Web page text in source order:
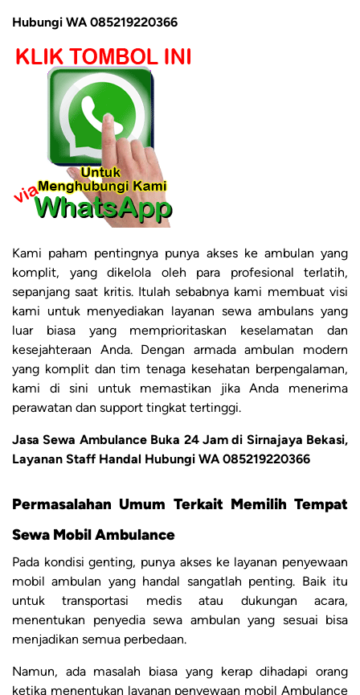
Hubungi WA 085219220366
Kami paham pentingnya punya akses ke ambulan yang
komplit, yang dikelola oleh para profesional terlatih,
sepanjang saat kritis. Itulah sebabnya kami membuat visi
kami untuk menyediakan layanan sewa ambulans yang
luar biasa yang memprioritaskan keselamatan dan
kesejahteraan Anda. Dengan armada ambulan modern
yang komplit dan tim tenaga kesehatan berpengalaman,
kami di sini untuk memastikan jika Anda menerima
perawatan dan support tingkat tertinggi.
Jasa Sewa Ambulance Buka 24 Jam di Sirnajaya Bekasi,
Layanan Staff Handal Hubungi WA 085219220366
Permasalahan Umum Terkait Memilih Tempat
Sewa Mobil Ambulance
Pada kondisi genting, punya akses ke layanan penyewaan
mobil ambulan yang handal sangatlah penting. Baik itu
untuk transportasi medis atau dukungan acara,
menentukan penyedia sewa ambulan yang sesuai bisa
menjadikan semua perbedaan.
Namun, ada masalah biasa yang kerap dihadapi orang
ketika menentukan layanan penyewaan mobil Ambulance